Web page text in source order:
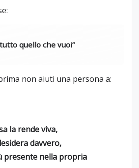
quello che vuoi”
non aiuti una persona a:
la rende viva,
davvero,
presente nella propria